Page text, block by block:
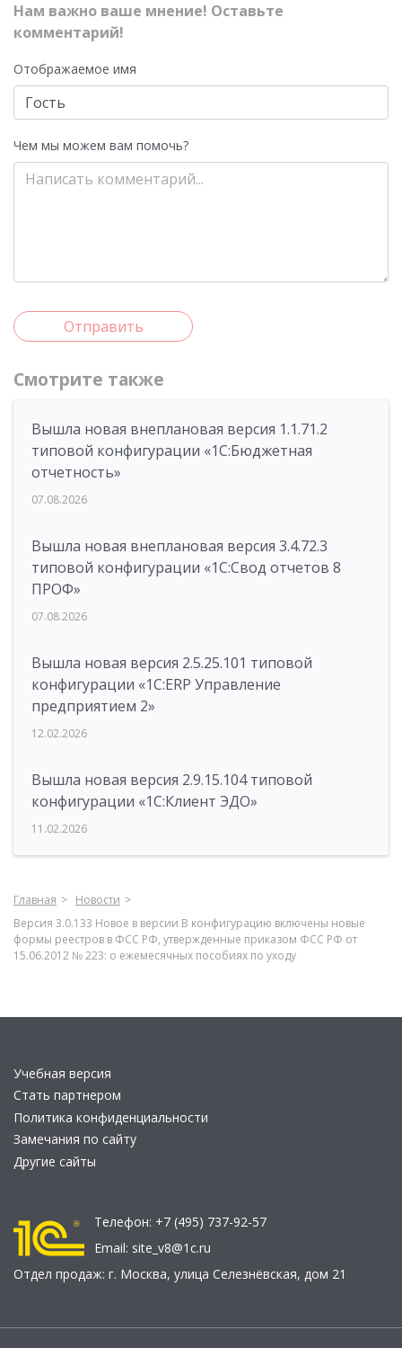
Нам важно ваше мнение! Оставьте
комментарий!
Отображаемое имя
Чем мы можем вам помочь?
Отправить
Смотрите также
Вышла новая внеплановая версия 1.1.71.2
типовой конфигурации «1C:Бюджетная
отчетность»
07.08.2026
Вышла новая внеплановая версия 3.4.72.3
типовой конфигурации «1C:Свод отчетов 8
ПРОФ»
07.08.2026
Вышла новая версия 2.5.25.101 типовой
конфигурации «1С:ERP Управление
предприятием 2»
12.02.2026
Вышла новая версия 2.9.15.104 типовой
конфигурации «1С:Клиент ЭДО»
11.02.2026
Главная
Новости
Версия 3.0.133 Новое в версии В конфигурацию включены новые
формы реестров в ФСС РФ, утвержденные приказом ФСС РФ от
15.06.2012 № 223: о ежемесячных пособиях по уходу
Учебная версия
Стать партнером
Политика конфиденциальности
Замечания по сайту
Другие сайты
Телефон: +7 (495) 737-92-57
Email: site_v8@1c.ru
Отдел продаж: г. Москва, улица Селезнёвская, дом 21